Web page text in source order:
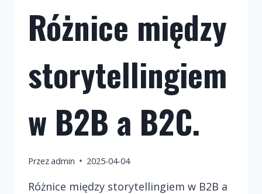
Różnice między
storytellingiem
w B2B a B2C.
Przezadmin 2025-04-04
Różnice między storytellingiem w B2B a